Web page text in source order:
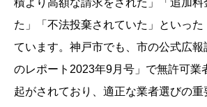
積より高額な請求をされた」「追加料
た」「不法投棄されていた」といった
ています。神戸市でも、市の公式広報
のレポート2023年9月号」で無許可業
起がされており、適正な業者選びの